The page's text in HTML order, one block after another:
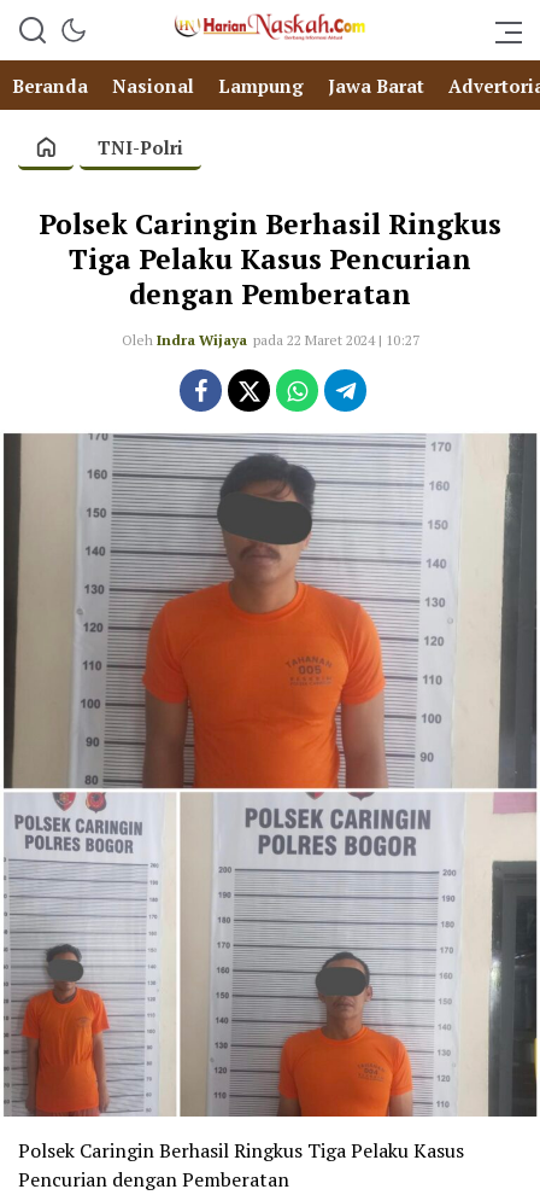
Beranda Nasional Lampung Jawa Barat
TNI-Polri
Polsek Caringin Berhasil Ringkus
Tiga Pelaku Kasus Pencurian
dengan Pemberatan
Oleh Indra Wijaya pada 22 Maret 2024 | 10:27
Polsek Caringin Berhasil Ringkus Tiga Pelaku Kasus
Pencurian dengan Pemberatan